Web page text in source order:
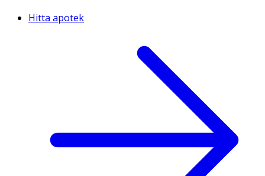
Hitta apotek